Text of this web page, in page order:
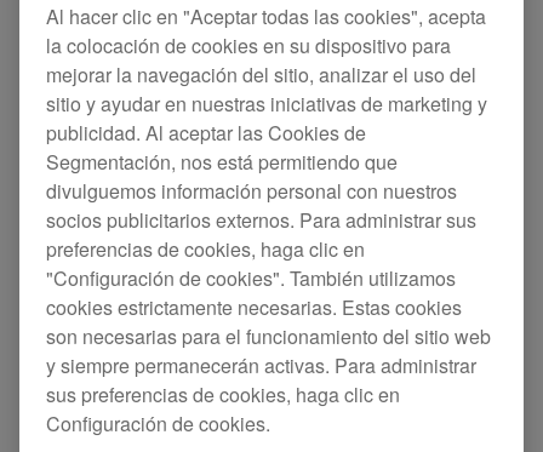
Ya está disponible el nuevo firmware para el DJM-
S11.
Esta actualización incluye los siguientes cambios.
[MEJORADO]
Siguiendo la Directiva de Ecodiseño
(Directive 2009/125/EC) de la Unión
Europea, el tiempo necesario para que la
unidad se apague automáticamente se ha
cambiado a 20 minutos cuando la función de
Power Management está activada.
Al hacer clic en "Aceptar todas las cookies", acepta
la colocación de cookies en su dispositivo para
mejorar la navegación del sitio, analizar el uso del
sitio y ayudar en nuestras iniciativas de marketing y
publicidad. Al aceptar las Cookies de
Segmentación, nos está permitiendo que
divulguemos información personal con nuestros
socios publicitarios externos. Para administrar sus
preferencias de cookies, haga clic en
"Configuración de cookies". También utilizamos
cookies estrictamente necesarias. Estas cookies
son necesarias para el funcionamiento del sitio web
y siempre permanecerán activas. Para administrar
sus preferencias de cookies, haga clic en
Configuración de cookies.